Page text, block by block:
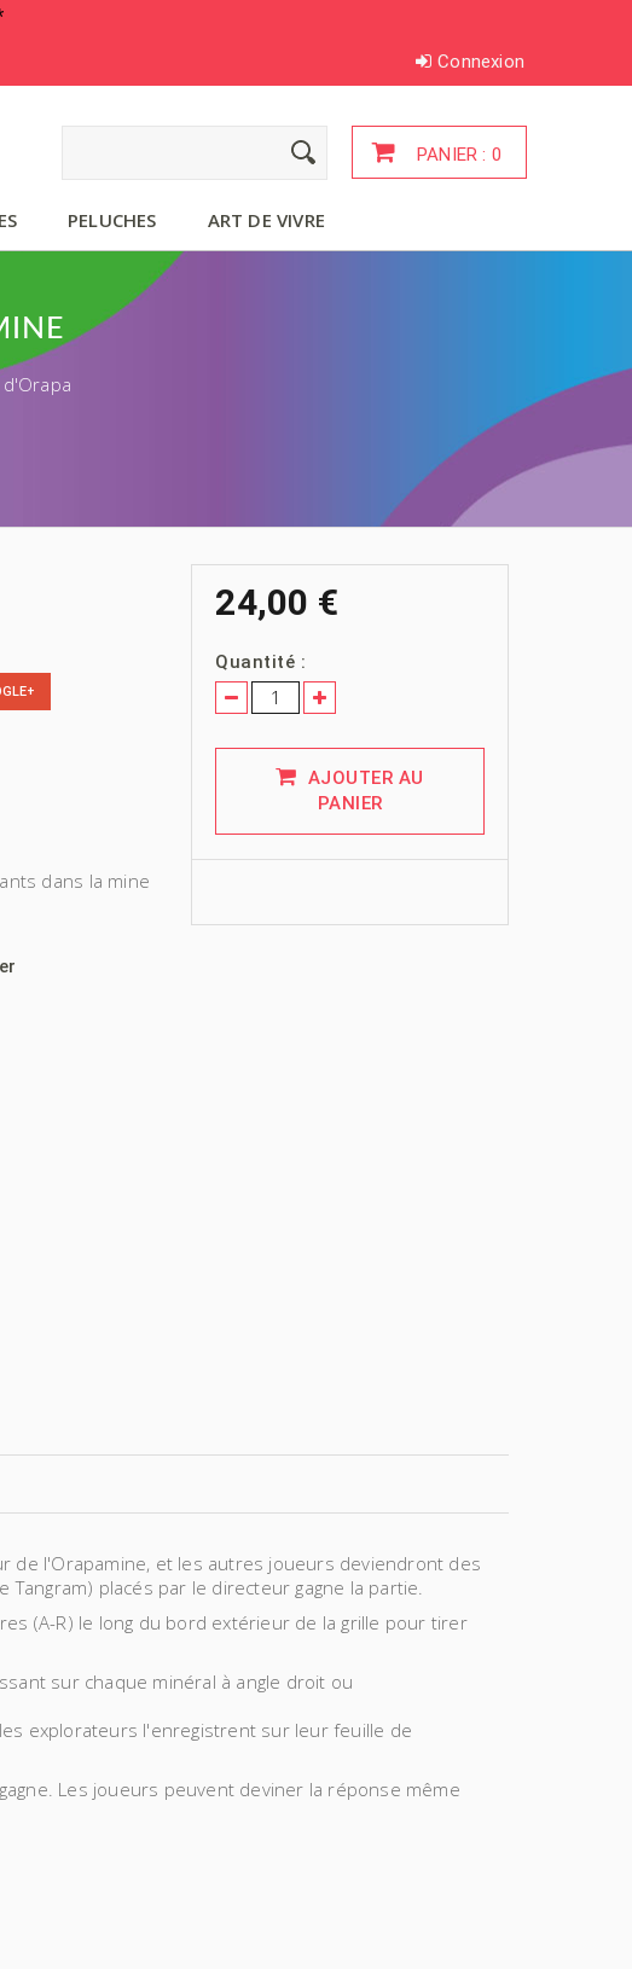
Connexion
PANIER : 0
PELUCHES ART DE VIVRE
dans la mine
24,00 €
Quantité :
AJOUTER AU
PANIER
l'Orapamine, et les autres joueurs deviendront des
placés par le directeur gagne la partie.
(A-R) le long du bord extérieur de la grille pour tirer
sur chaque minéral à angle droit ou
explorateurs l'enregistrent sur leur feuille de
Les joueurs peuvent deviner la réponse même